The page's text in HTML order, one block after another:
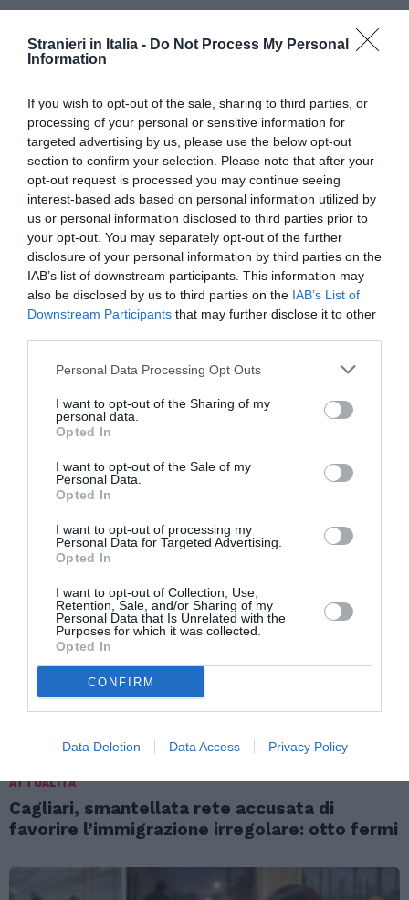
Stranieri in Italia - Do Not Process My Personal
Information
If you wish to opt-out of the sale, sharing to third parties, or
processing of your personal or sensitive information for
targeted advertising by us, please use the below opt-out
section to confirm your selection. Please note that after your
opt-out request is processed you may continue seeing
interest-based ads based on personal information utilized by
us or personal information disclosed to third parties prior to
your opt-out. You may separately opt-out of the further
disclosure of your personal information by third parties on the
IAB’s list of downstream participants. This information may
also be disclosed by us to third parties on the IAB’s List of
Downstream Participants that may further disclose it to other
Personal Data Processing Opt Outs
I want to opt-out of the Sharing of my
personal data.
Opted In
I want to opt-out of the Sale of my
Personal Data.
Opted In
I want to opt-out of processing my
Personal Data for Targeted Advertising.
Opted In
I want to opt-out of Collection, Use,
Retention, Sale, and/or Sharing of my
Personal Data that Is Unrelated with the
Purposes for which it was collected.
Opted In
CONFIRM
Data Deletion Data Access Privacy Policy
VediArticolo precedente
Il testo del Decreto Flussi 2021: tutte le
quote dei lavoratori stranieri ammessi
TI POTREBBERO INTERESSARE
ATTUALITÀ
Cagliari, smantellata rete accusata di
favorire l’immigrazione irregolare: otto fermi